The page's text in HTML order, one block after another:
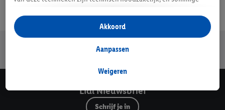
Veilig winkelen
Lidl Nieuwsbrief
Schrijf je in
opslaan van voorkeursinstellingen, het verzamelen en
analyseren van statistieken of voor het tonen van
gepersonaliseerde reclame binnen en buiten de Lidl-diensten.
gegevens over jouw aankoopgedrag in de winkel ook voor de
Als je hier toestemming geeft aan ons voor het personaliseren
van reclame en als je vervolgens een Lidl Plus-account
Weigeren
Aanpassen
Akkoord